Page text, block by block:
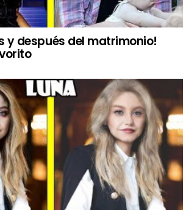
y después del matrimonio!